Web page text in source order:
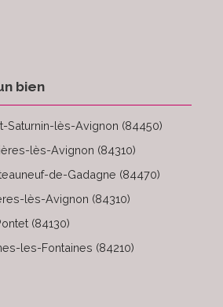
bien
Saturnin-lès-Avignon (84450)
lès-Avignon (84310)
de-Gadagne (84470)
lès-Avignon (84310)
(84130)
les-Fontaines (84210)